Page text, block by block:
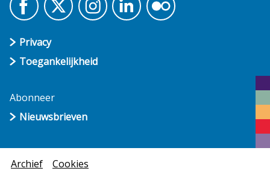
Privacy
Toegankelijkheid
Abonneer
Nieuwsbrieven
Archief Cookies